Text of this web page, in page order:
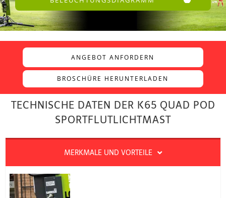
ANGEBOT ANFORDERN
BROSCHÜRE HERUNTERLADEN
TECHNISCHE DATEN DER K65 QUAD POD
SPORTFLUTLICHTMAST
MERKMALE UND VORTEILE